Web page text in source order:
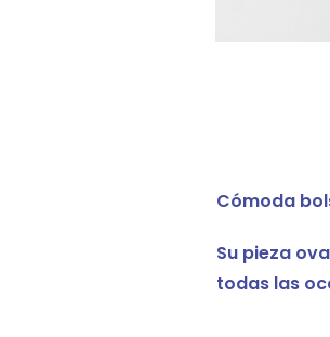
Cómoda
Su pieza
todas las